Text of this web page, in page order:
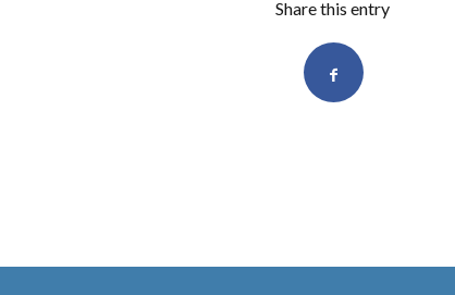
Share this entry